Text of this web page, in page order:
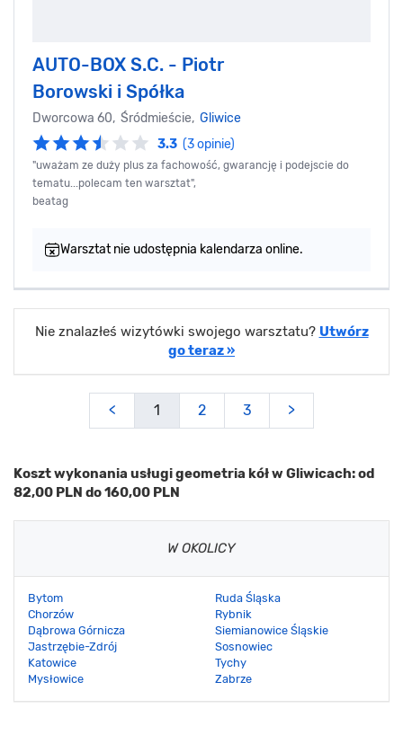
AUTO-BOX S.C. - Piotr
Borowski i Spółka
Dworcowa 60, Śródmieście, Gliwice
3.3 (3 opinie)
"uważam ze duży plus za fachowość, gwarancję i podejscie do
tematu...polecam ten warsztat",
beatag
Warsztat nie udostępnia kalendarza online.
Nie znalazłeś wizytówki swojego warsztatu? Utwórz
go teraz »
< 1 2 3 >
Koszt wykonania usługi geometria kół w Gliwicach: od
82,00 PLN do 160,00 PLN
W OKOLICY
Bytom
Chorzów
Dąbrowa Górnicza
Jastrzębie-Zdrój
Katowice
Mysłowice
Ruda Śląska
Rybnik
Siemianowice Śląskie
Sosnowiec
Tychy
Zabrze